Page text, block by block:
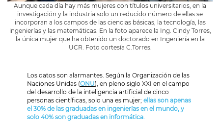
Aunque cada día hay más mujeres con títulos universitarios, en la
investigación y la industria solo un reducido número de ellas se
incorporan a los campos de las ciencias básicas, la tecnología, las
ingenierías y las matemáticas. En la foto aparece la Ing. Cindy Torres,
la única mujer que ha obtenido un doctorado en Ingeniería en la
UCR. Foto cortesía C.Torres.
Los datos son alarmantes. Según la Organización de las
Naciones Unidas (ONU), en pleno siglo XXI en el campo
del desarrollo de la inteligencia artificial de cinco
personas científicas, solo una es mujer; ellas son apenas
el 30% de las graduadas en ingenierías en el mundo, y
solo 40% son graduadas en informática.